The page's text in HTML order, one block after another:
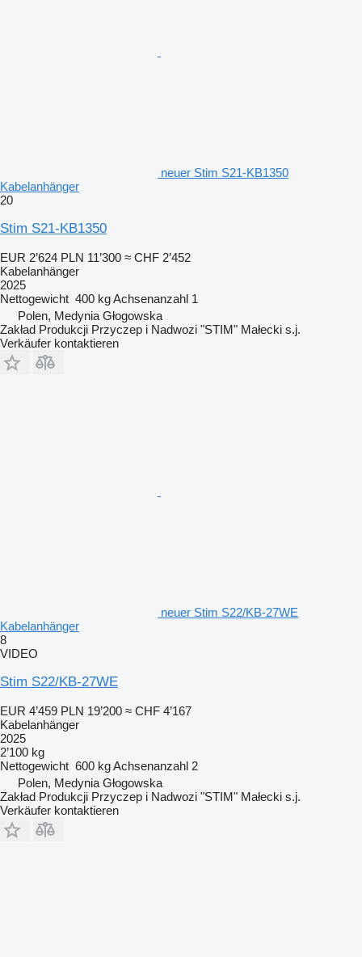
neuer Stim S21-KB1350
Kabelanhänger
20
Stim S21-KB1350
EUR 2’624 PLN 11’300 ≈ CHF 2’452
Kabelanhänger
2025
Nettogewicht 400 kgAchsenanzahl 1
Polen, Medynia Głogowska
Zakład Produkcji Przyczep i Nadwozi "STIM" Małecki s.j.
Verkäufer kontaktieren
neuer Stim S22/KB-27WE
Kabelanhänger
8
VIDEO
Stim S22/KB-27WE
EUR 4’459 PLN 19’200 ≈ CHF 4’167
Kabelanhänger
2025
2’100 kg
Nettogewicht 600 kgAchsenanzahl 2
Polen, Medynia Głogowska
Zakład Produkcji Przyczep i Nadwozi "STIM" Małecki s.j.
Verkäufer kontaktieren